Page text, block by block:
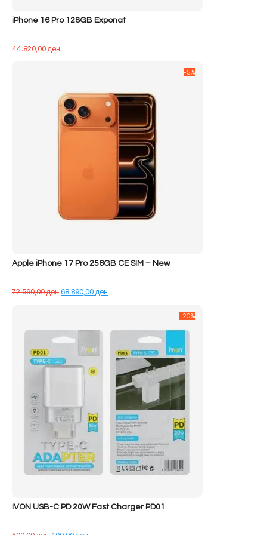
iPhone 16 Pro 128GB Exponat
44.820,00ден
Apple iPhone 17 Pro 256GB CE SIM – New
72.590,00денÇmimi
68.890,00ден
68.890,00 ден.
-5%
IVON USB-C PD 20W Fast Charger PD01
-20%